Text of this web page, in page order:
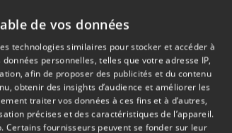
de vos données
technologies similaires pour stocker et accéder à
personnelles, telles que votre adresse IP,
afin de proposer des publicités et du contenu
obtenir des insights d’audience et améliorer les
traiter vos données à ces fins et à d’autres,
précises et des caractéristiques de l’appareil.
Certains fournisseurs peuvent se fonder sur leur